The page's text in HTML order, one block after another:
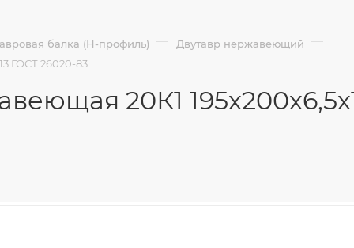
балка (Н-профиль) — Двутавр нержавеющий —
ГОСТ 26020-83
20К1